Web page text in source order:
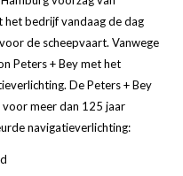
bedrijf vandaag de dag
de scheepvaart. Vanwege
Peters + Bey met het
De Peters + Bey
meer dan 125 jaar
navigatieverlichting: